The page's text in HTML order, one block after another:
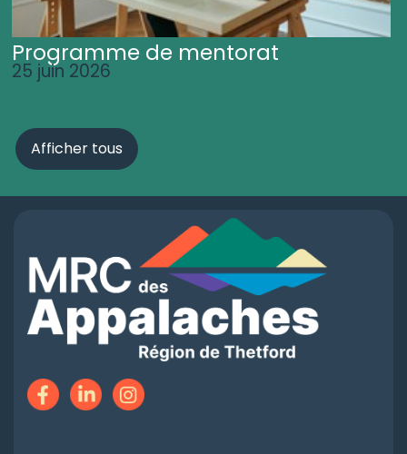
Programme de mentorat
25 juin 2026
Afficher tous